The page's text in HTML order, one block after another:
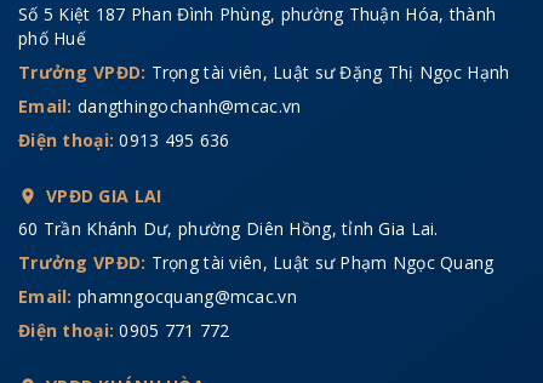
Số 5 Kiệt 187 Phan Đình Phùng, phường Thuận Hóa, thành
phố Huế
Trưởng VPĐD: Trọng tài viên, Luật sư Đặng Thị Ngọc Hạnh
Email: dangthingochanh@mcac.vn
Điện thoại:0913 495 636
VPĐD GIA LAI
60 Trần Khánh Dư, phường Diên Hồng, tỉnh Gia Lai.
Trưởng VPĐD: Trọng tài viên, Luật sư Phạm Ngọc Quang
Email: phamngocquang@mcac.vn
Điện thoại:0905 771 772